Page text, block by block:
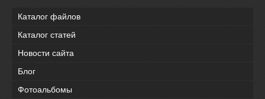
Каталог файлов
Каталог статей
Новости сайта
Блог
Фотоальбомы